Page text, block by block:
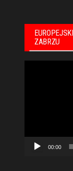
ZABRZU
00:00